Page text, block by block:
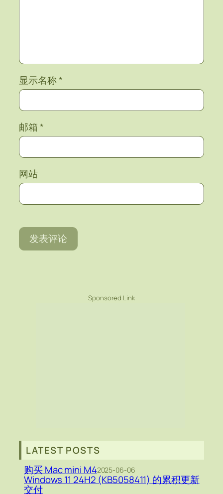
显示名称*
邮箱*
网站
Sponsored Link
LATEST POSTS
购买 Mac mini M42025-06-06
Windows 11 24H2 (KB5058411) 的累积更新
交付